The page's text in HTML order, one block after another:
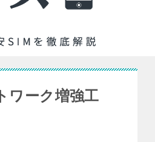
ワーク増強工